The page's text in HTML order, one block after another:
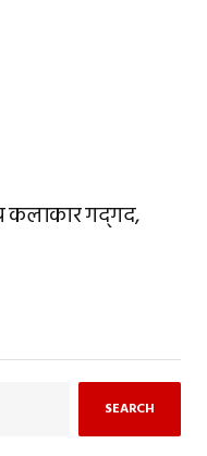
कलाकार गद्‍गद,
SEARCH